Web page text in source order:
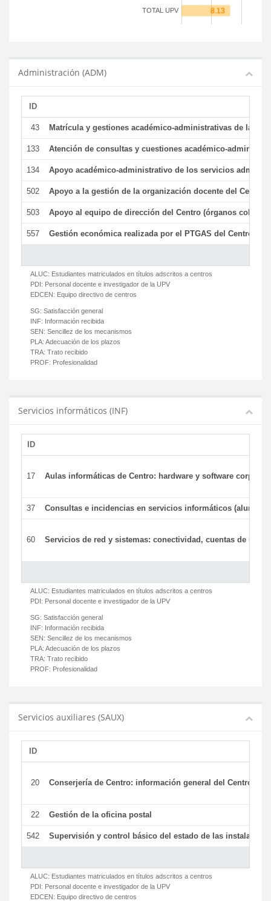
TOTAL UPV
Administración (ADM)
ID
43 Matrícula y gestiones académico-administrativas de la
133 Atención de consultas y cuestiones académico-
134 Apoyo académico-administrativo de los servicios
502 Apoyo a la gestión de la organización docente del Centro
503 Apoyo al equipo de dirección del Centro (órganos
557 Gestión económica realizada por el PTGAS del Centro
ALUC: Estudiantes matriculados en títulos adscritos a centros
PDI: Personal docente e investigador de la UPV
EDCEN: Equipo directivo de centros
SG: Satisfacción general
INF: Información recibida
SEN: Sencillez de los mecanismos
PLA: Adecuación de los plazos
TRA: Trato recibido
PROF: Profesionalidad
Servicios informáticos (INF)
ID
17 Aulas informáticas de Centro: hardware y software
37 Consultas e incidencias en servicios informáticos (alumnos)
60 Servicios de red y sistemas: conectividad, cuentas de
ALUC: Estudiantes matriculados en títulos adscritos a centros
PDI: Personal docente e investigador de la UPV
SG: Satisfacción general
INF: Información recibida
SEN: Sencillez de los mecanismos
PLA: Adecuación de los plazos
TRA: Trato recibido
PROF: Profesionalidad
Servicios auxiliares (SAUX)
ID
20 Conserjería de Centro: información general del Centro y
22 Gestión de la oficina postal
542 Supervisión y control básico del estado de las
ALUC: Estudiantes matriculados en títulos adscritos a centros
PDI: Personal docente e investigador de la UPV
EDCEN: Equipo directivo de centros